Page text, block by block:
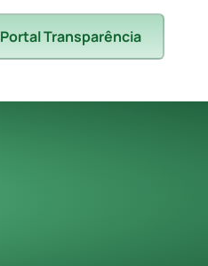
Portal Transparência